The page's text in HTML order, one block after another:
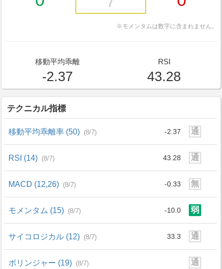
※モメンタムは数字に含まれません。
移動平均乖離
-2.37
RSI
43.28
テクニカル指標
移動平均乖離率 (50) (8/7) -2.37 通
RSI (14) (8/7) 43.28 通
MACD (12,26) (8/7) -0.33 無
モメンタム (15) (8/7) -10.0 弱
サイコロジカル (12) (8/7) 33.3 通
ボリンジャー (19) (8/7) 通